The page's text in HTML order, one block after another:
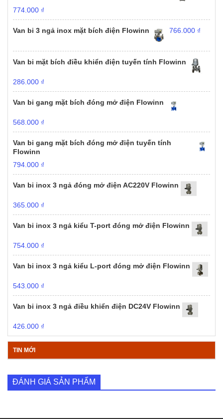
774.000 ₫
Van bi 3 ngả inox mặt bích điện Flowinn 766.000 ₫
Van bi mặt bích điều khiển điện tuyến tính Flowinn
286.000 ₫
Van bi gang mặt bích đóng mở điện Flowinn
568.000 ₫
Van bi gang mặt bích đóng mở điện tuyến tính
Flowinn
794.000 ₫
Van bi inox 3 ngả đóng mở điện AC220V Flowinn
365.000 ₫
Van bi inox 3 ngả kiểu T-port đóng mở điện Flowinn
754.000 ₫
Van bi inox 3 ngả kiểu L-port đóng mở điện Flowinn
543.000 ₫
Van bi inox 3 ngả điều khiển điện DC24V Flowinn
426.000 ₫
TIN MỚI
ĐÁNH GIÁ SẢN PHẨM